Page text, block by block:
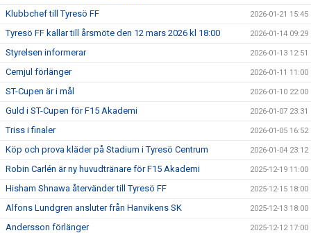
Klubbchef till Tyresö FF 2026-01-21 15:45
Tyresö FF kallar till årsmöte den 12 mars 2026 kl 18:00 2026-01-14 09:29
Styrelsen informerar 2026-01-13 12:51
Cernjul förlänger 2026-01-11 11:00
ST-Cupen är i mål 2026-01-10 22:00
Guld i ST-Cupen för F15 Akademi 2026-01-07 23:31
Triss i finaler 2026-01-05 16:52
Köp och prova kläder på Stadium i Tyresö Centrum 2026-01-04 23:12
Robin Carlén är ny huvudtränare för F15 Akademi 2025-12-19 11:00
Hisham Shnawa återvänder till Tyresö FF 2025-12-15 18:00
Alfons Lundgren ansluter från Hanvikens SK 2025-12-13 18:00
Andersson förlänger 2025-12-12 17:00